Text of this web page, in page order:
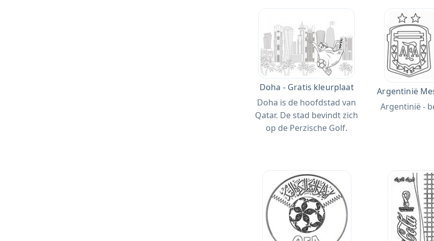
Doha - Gratis kleurplaat
Doha is de hoofdstad van
Qatar. De stad bevindt zich
op de Perzische Golf.
Argentinië
Argentinië -